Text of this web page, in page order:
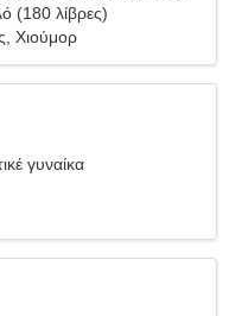
(180 λίβρες)
Χιούμορ
γυναίκα